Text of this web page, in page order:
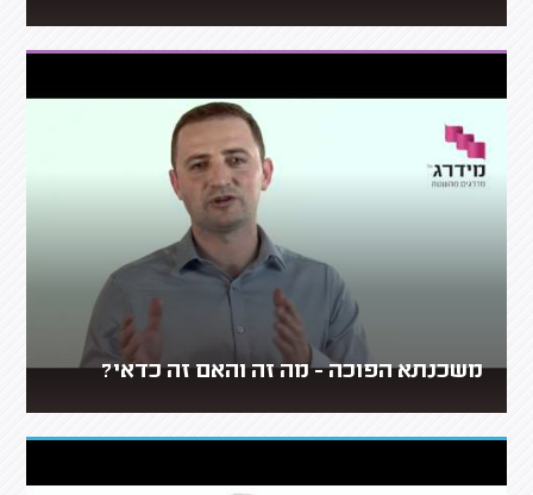
משכנתא הפוכה - מה זה והאם זה כדאי?